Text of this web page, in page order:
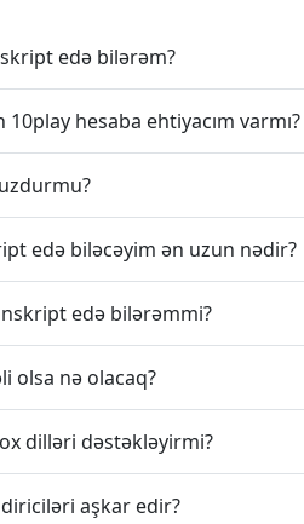
edə bilərəm?
hesaba ehtiyacım varmı?
edə biləcəyim ən uzun nədir?
edə bilərəmmi?
olsa nə olacaq?
dilləri dəstəkləyirmi?
aşkar edir?